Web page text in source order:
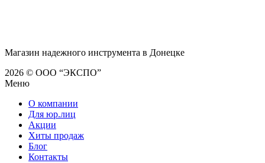
Магазин надежного инструмента в Донецке
2026 © ООО “ЭКСПО”
Меню
О компании
Для юр.лиц
Акции
Хиты продаж
Блог
Контакты